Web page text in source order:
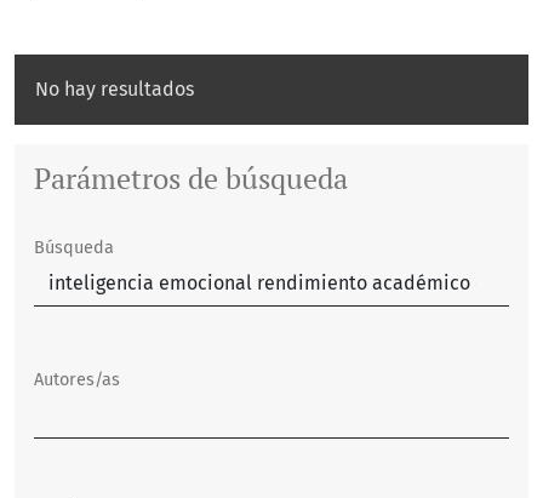
No hay resultados
Parámetros de búsqueda
Búsqueda
Autores/as